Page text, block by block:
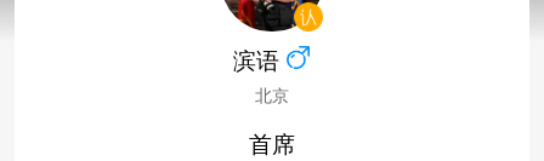
滨语
北京
首席